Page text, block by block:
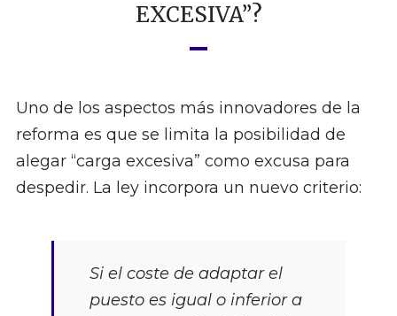
EXCESIVA”?
Uno de los aspectos más innovadores de la
reforma es que se limita la posibilidad de
alegar “carga excesiva” como excusa para
despedir. La ley incorpora un nuevo criterio:
Si el coste de adaptar el
puesto es igual o inferior a